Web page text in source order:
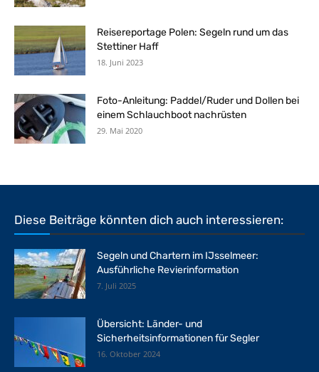
Reisereportage Polen: Segeln rund um das
Stettiner Haff
18. Juni 2023
Foto-Anleitung: Paddel/Ruder und Dollen bei
einem Schlauchboot nachrüsten
29. Mai 2020
Diese Beiträge könnten dich auch interessieren:
Segeln und Chartern im IJsselmeer:
Ausführliche Revierinformation
7. Juli 2025
Übersicht: Länder- und
Sicherheitsinformationen für Segler
16. Oktober 2024